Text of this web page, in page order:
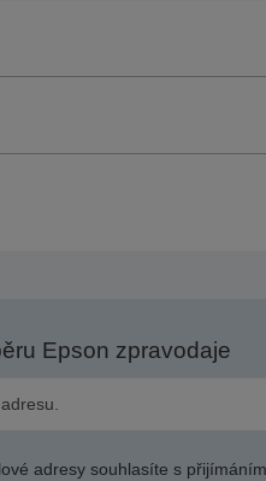
Epson zpravodaje
adresy souhlasíte s